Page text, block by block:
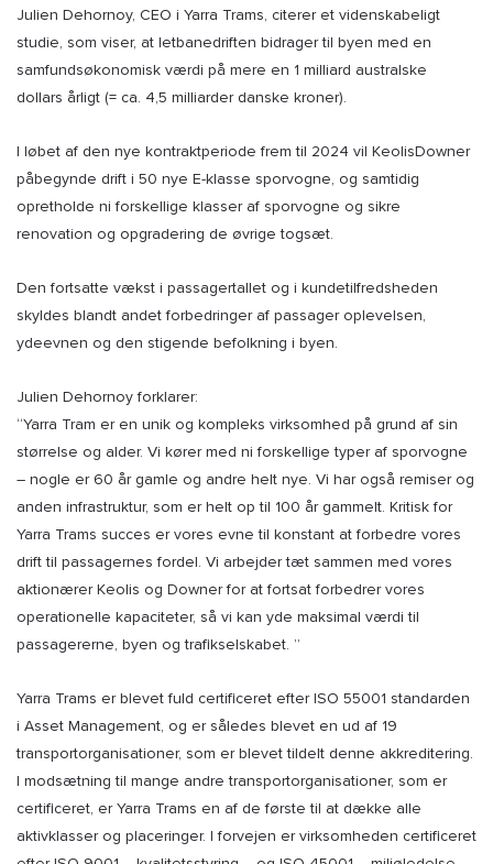
Julien Dehornoy, CEO i Yarra Trams, citerer et videnskabeligt
studie, som viser, at letbanedriften bidrager til byen med en
samfundsøkonomisk værdi på mere en 1 milliard australske
dollars årligt (= ca. 4,5 milliarder danske kroner).
I løbet af den nye kontraktperiode frem til 2024 vil KeolisDowner
påbegynde drift i 50 nye E-klasse sporvogne, og samtidig
opretholde ni forskellige klasser af sporvogne og sikre
renovation og opgradering de øvrige togsæt.
Den fortsatte vækst i passagertallet og i kundetilfredsheden
skyldes blandt andet forbedringer af passager oplevelsen,
ydeevnen og den stigende befolkning i byen.
Julien Dehornoy forklarer:
“Yarra Tram er en unik og kompleks virksomhed på grund af sin
størrelse og alder. Vi kører med ni forskellige typer af sporvogne
– nogle er 60 år gamle og andre helt nye. Vi har også remiser og
anden infrastruktur, som er helt op til 100 år gammelt. Kritisk for
Yarra Trams succes er vores evne til konstant at forbedre vores
drift til passagernes fordel. Vi arbejder tæt sammen med vores
aktionærer Keolis og Downer for at fortsat forbedrer vores
operationelle kapaciteter, så vi kan yde maksimal værdi til
passagererne, byen og trafikselskabet. ”
Yarra Trams er blevet fuld certificeret efter ISO 55001 standarden
i Asset Management, og er således blevet en ud af 19
transportorganisationer, som er blevet tildelt denne akkreditering.
I modsætning til mange andre transportorganisationer, som er
certificeret, er Yarra Trams en af de første til at dække alle
aktivklasser og placeringer. I forvejen er virksomheden certificeret